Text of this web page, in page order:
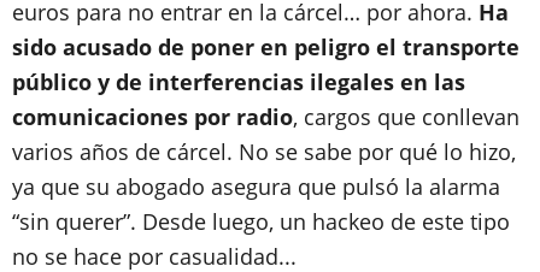
euros para no entrar en la cárcel… por ahora. Ha
sido acusado de poner en peligro el transporte
público y de interferencias ilegales en las
comunicaciones por radio, cargos que conllevan
varios años de cárcel. No se sabe por qué lo hizo,
ya que su abogado asegura que pulsó la alarma
“sin querer”. Desde luego, un hackeo de este tipo
no se hace por casualidad...